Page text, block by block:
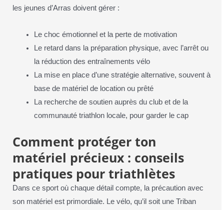
les jeunes d’Arras doivent gérer :
Le choc émotionnel et la perte de motivation
Le retard dans la préparation physique, avec l’arrêt ou
la réduction des entraînements vélo
La mise en place d’une stratégie alternative, souvent à
base de matériel de location ou prêté
La recherche de soutien auprès du club et de la
communauté triathlon locale, pour garder le cap
Comment protéger ton
matériel précieux : conseils
pratiques pour triathlètes
Dans ce sport où chaque détail compte, la précaution avec
son matériel est primordiale. Le vélo, qu’il soit une Triban